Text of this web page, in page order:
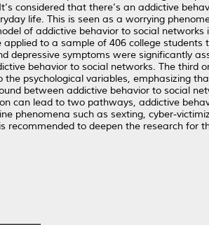
considered that there’s an addictive
life. This is seen as a worrying
of addictive behavior to social
to a sample of 406 college
symptoms were significantly
behavior to social networks. The third
psychological variables, emphasizing
between addictive behavior to social
can lead to two pathways, addictive
phenomena such as sexting, cyber-
to deepen the research for